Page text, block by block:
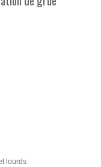
lourds